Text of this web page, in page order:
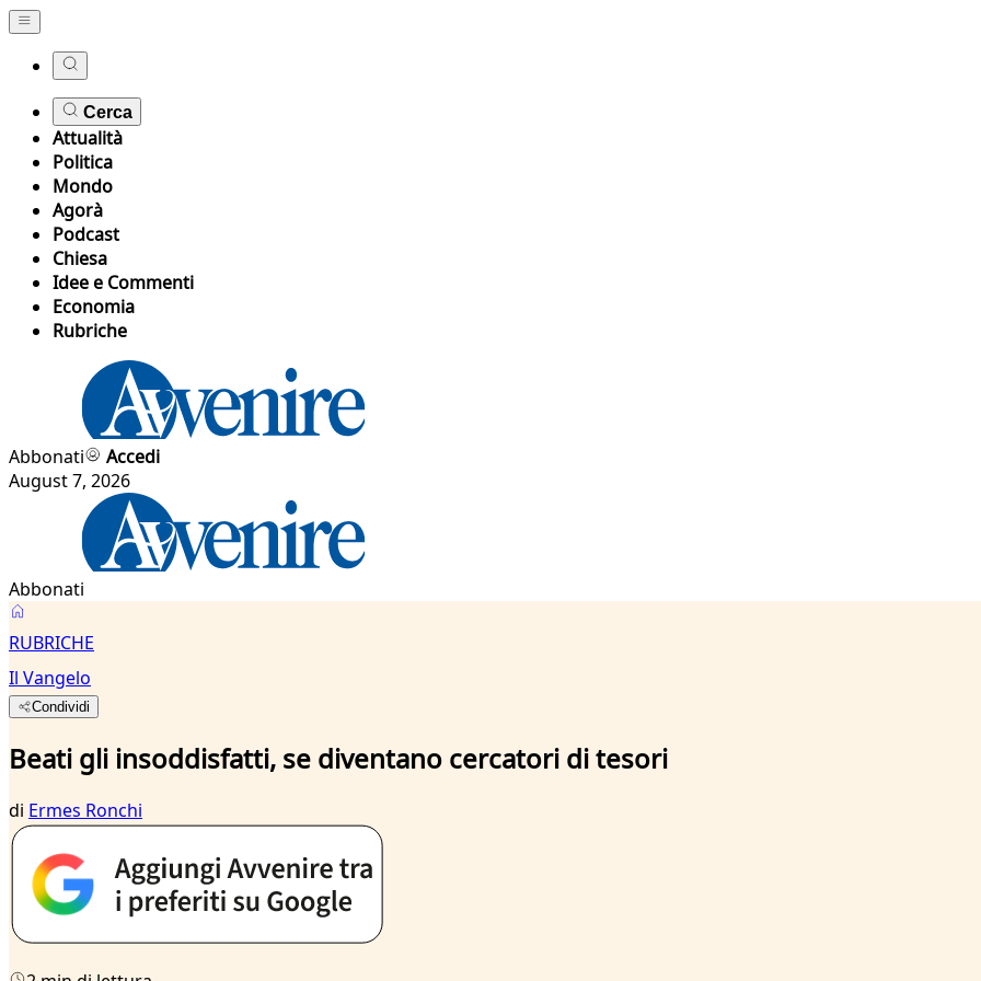
Cerca
Attualità
Politica
Mondo
Agorà
Podcast
Chiesa
Idee e Commenti
Economia
Rubriche
Abbonati
Accedi
August 7, 2026
Abbonati
RUBRICHE
Il Vangelo
Condividi
Beati gli insoddisfatti, se diventano cercatori di tesori
di Ermes Ronchi